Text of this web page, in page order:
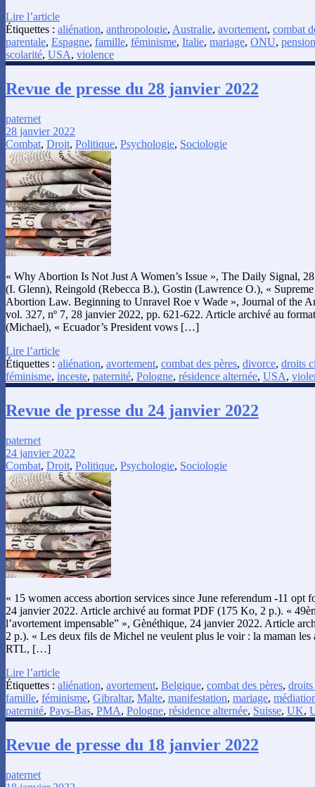
Lire l’article
Étiquettes : aliénation, anthropologie, Australie, avortement, combat
parentale, Espagne, famille, féminisme, Italie, mariage, ONU,
scolarité, USA, violence
Revue de presse du 28 janvier 2022
paternet
28 janvier 2022
Combat, Droit, Politique, Psychologie, Sociologie
« Why Abortion Is Not Just A Women’s Issue », The Daily Signal,
(I. Glenn), Reingold (Rebecca B.), Gostin (Lawrence O.), «
Abortion Law. Beginning to Unravel Roe v Wade », Journal of the
vol. 327, nº 7, 28 janvier 2022, pp. 621-622. Article archivé au
(Michael), « Ecuador’s President vows […]
Lire l’article
Étiquettes : aliénation, avortement, combat des pères, divorce, droits
féminisme, inceste, paternité, Pologne, résidence alternée, USA,
Revue de presse du 24 janvier 2022
paternet
24 janvier 2022
Combat, Droit, Politique, Psychologie, Sociologie
« 15 women access abortion services since June referendum -11 opt
24 janvier 2022. Article archivé au format PDF (175 Ko, 2 p.). «
l’avortement impensable” », Gènéthique, 24 janvier 2022. Article
2 p.). « Les deux fils de Michel ne veulent plus le voir : la maman les
RTL, […]
Lire l’article
Étiquettes : aliénation, avortement, Belgique, combat des pères,
famille, féminisme, Gibraltar, Malte, manifestation, mariage,
paternité, Pays-Bas, PMA, Pologne, résidence alternée, Suisse, UK,
Revue de presse du 18 janvier 2022
paternet